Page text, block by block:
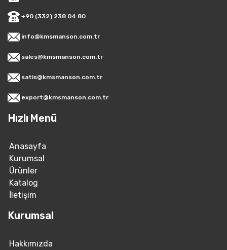
+90 (332) 238 04 80
info@kmsmanson.com.tr
sales@kmsmanson.com.tr
satis@kmsmanson.com.tr
export@kmsmanson.com.tr
Hızlı Menü
Anasayfa
Kurumsal
Ürünler
Katalog
İletişim
Kurumsal
Hakkımızda